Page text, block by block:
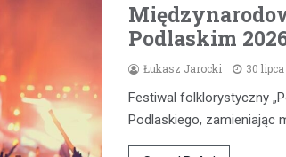
Podlaskim
Łukasz Jarocki 30
Festiwal folklorystyczny
Podlaskiego, zamieniając